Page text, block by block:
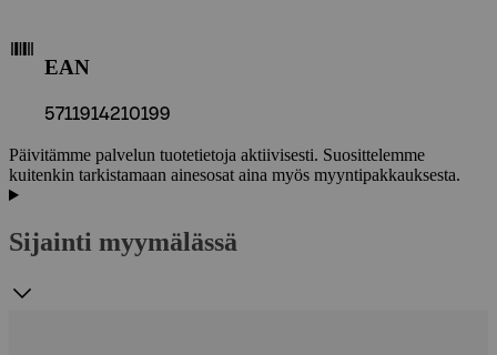
EAN
5711914210199
Päivitämme palvelun tuotetietoja aktiivisesti. Suosittelemme
kuitenkin tarkistamaan ainesosat aina myös myyntipakkauksesta.
Sijainti myymälässä